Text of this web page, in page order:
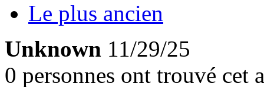
Le plus ancien
Unknown 11/29/25
0 personnes ont trouvé cet